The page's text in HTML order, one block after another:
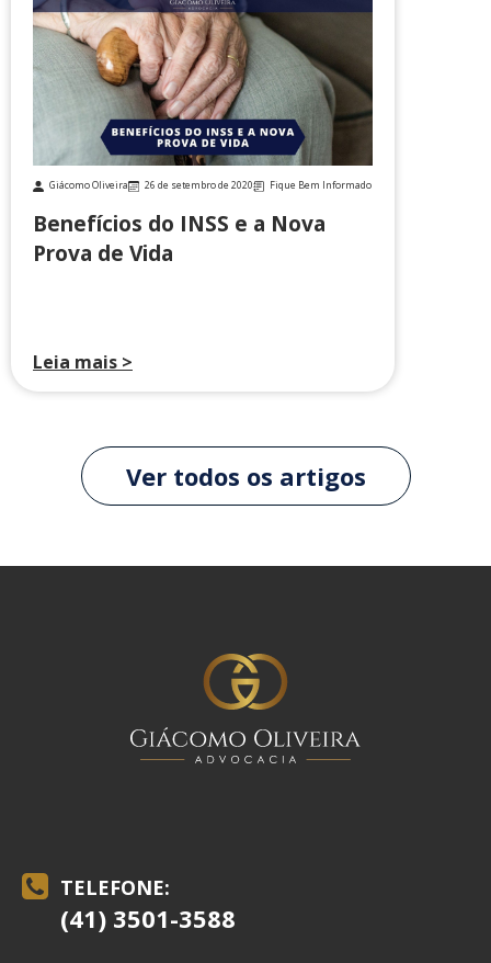
Giácomo Oliveira 26 de setembro de 2020 Fique Bem Informado
Benefícios do INSS e a Nova
Prova de Vida
Leia mais >
Ver todos os artigos
TELEFONE:
(41) 3501-3588